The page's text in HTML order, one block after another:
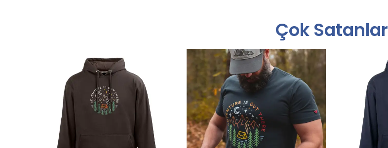
Çok Satanlar